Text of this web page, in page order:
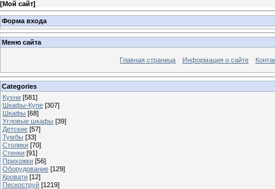
[Мой сайт]
Форма входа
Меню сайта
Главная страница Информация о сайте
Categories
Кухни [581]
Шкафы-Купе [307]
Шкафы [68]
Угловые шкафы [39]
Детские [57]
Тумбы [33]
Столики [70]
Стенки [91]
Прихожки [56]
Оборудование [129]
Кровати [12]
Пескоструй [1219]